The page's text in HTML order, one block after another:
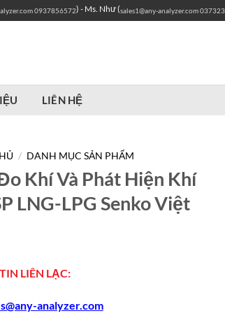
0937856572) - Ms. Như (sales1@any-analyzer.com
LIÊN HỆ
/ DANH MỤC SẢN PHẨM
Khí Và Phát Hiện Khí
LNG-LPG Senko Việt
LIÊN LẠC:
analyzer.com